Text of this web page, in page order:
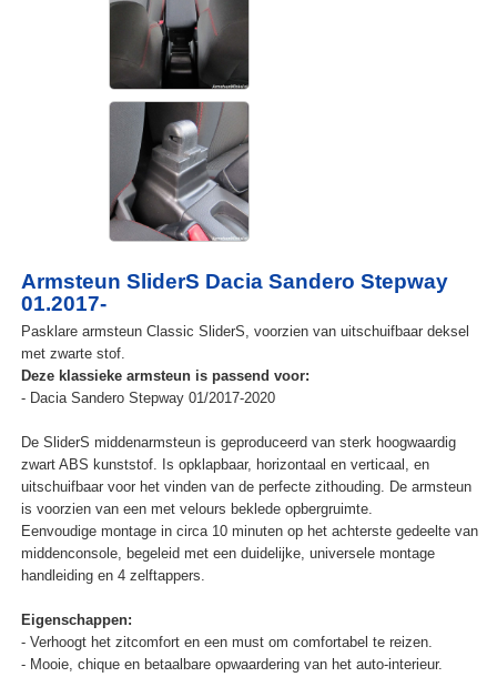
Armsteun SliderS Dacia Sandero Stepway
01.2017-
Pasklare armsteun Classic SliderS, voorzien van uitschuifbaar deksel
met zwarte stof.
Deze klassieke armsteun is passend voor:
- Dacia Sandero Stepway 01/2017-2020
De SliderS middenarmsteun is geproduceerd van sterk hoogwaardig
zwart ABS kunststof. Is opklapbaar, horizontaal en verticaal, en
uitschuifbaar voor het vinden van de perfecte zithouding. De armsteun
is voorzien van een met velours beklede opbergruimte.
Eenvoudige montage in circa 10 minuten op het achterste gedeelte van
middenconsole, begeleid met een duidelijke, universele montage
handleiding en 4 zelftappers.
Eigenschappen:
- Verhoogt het zitcomfort en een must om comfortabel te reizen.
- Mooie, chique en betaalbare opwaardering van het auto-interieur.